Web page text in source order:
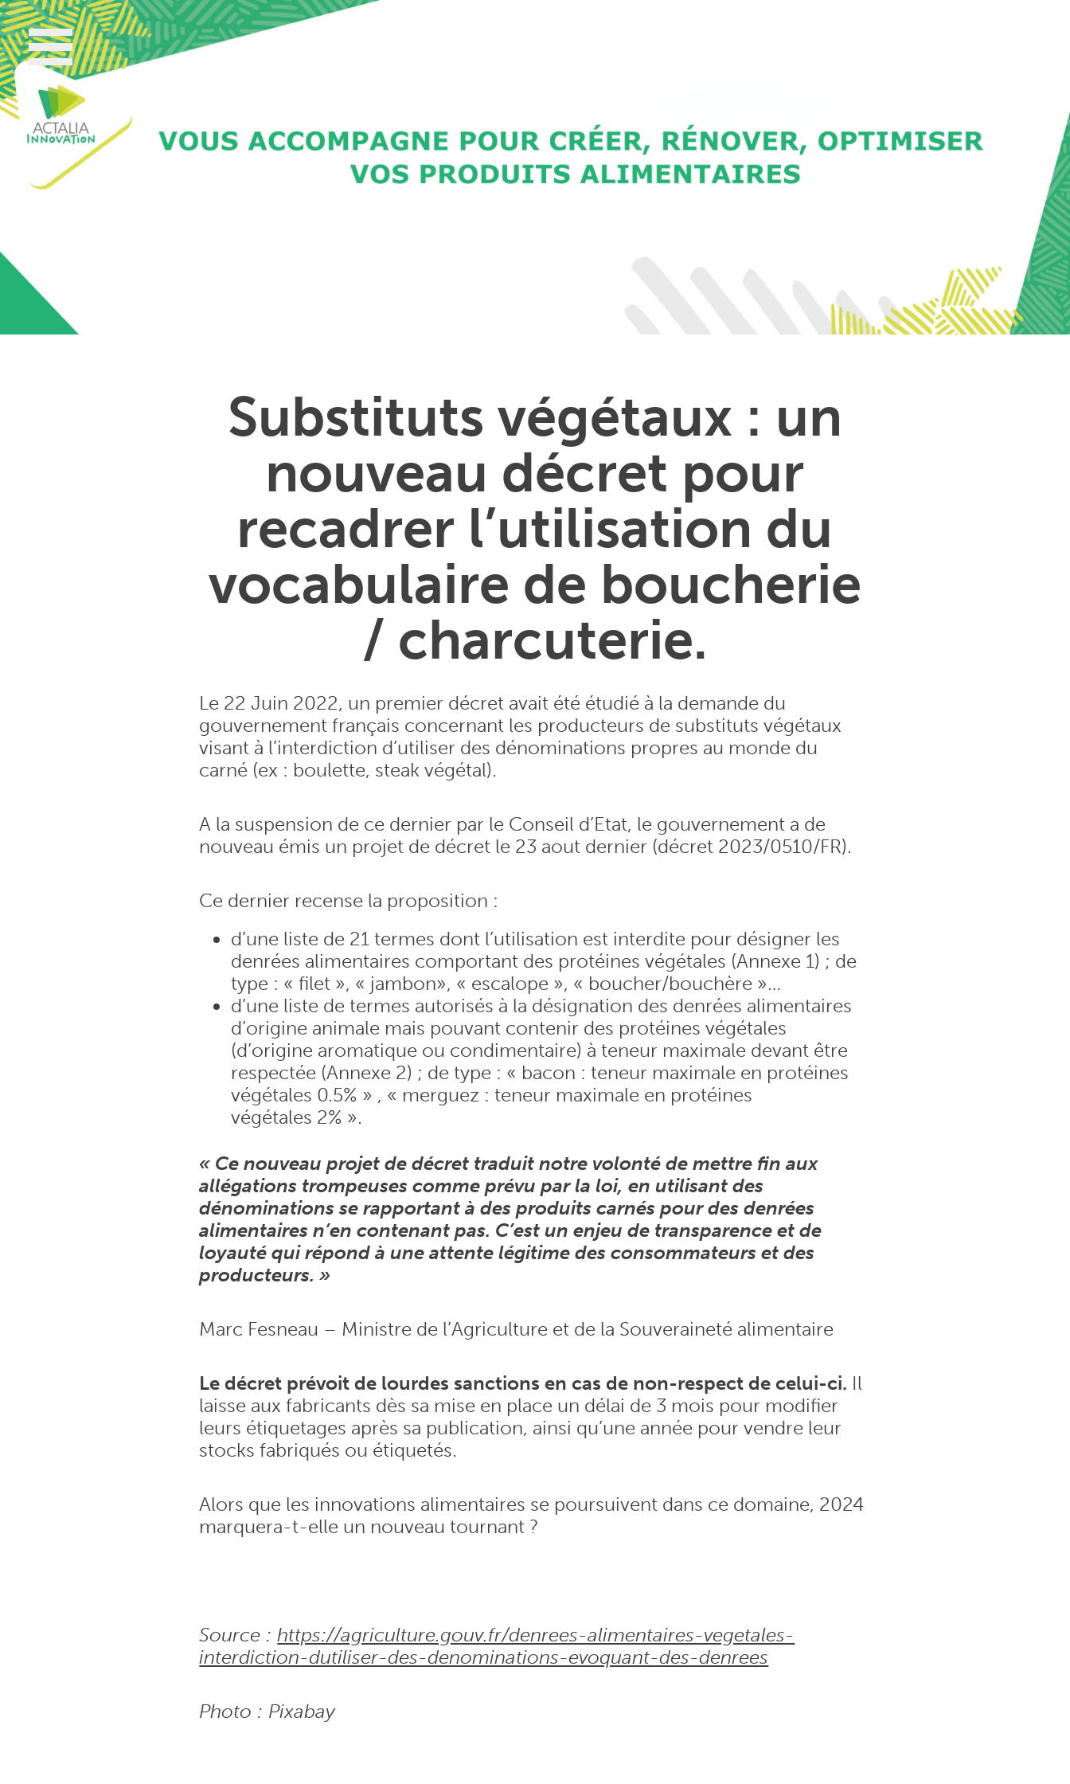
Substituts végétaux : un
nouveau décret pour
recadrer l’utilisation du
vocabulaire de boucherie
/ charcuterie.
Le 22 Juin 2022, un premier décret avait été étudié à la demande du
gouvernement français concernant les producteurs de substituts végétaux
visant à l’interdiction d’utiliser des dénominations propres au monde du
carné (ex : boulette, steak végétal).
A la suspension de ce dernier par le Conseil d’Etat, le gouvernement a de
nouveau émis un projet de décret le 23 aout dernier (décret 2023/0510/FR).
Ce dernier recense la proposition :
d’une liste de 21 termes dont l’utilisation est interdite pour désigner les
denrées alimentaires comportant des protéines végétales (Annexe 1) ; de
type : « filet », « jambon», « escalope », « boucher/bouchère »…
d’une liste de termes autorisés à la désignation des denrées alimentaires
d’origine animale mais pouvant contenir des protéines végétales
(d’origine aromatique ou condimentaire) à teneur maximale devant être
respectée (Annexe 2) ; de type : « bacon : teneur maximale en protéines
végétales 0.5% » , « merguez : teneur maximale en protéines
végétales 2% ».
« Ce nouveau projet de décret traduit notre volonté de mettre fin aux
allégations trompeuses comme prévu par la loi, en utilisant des
dénominations se rapportant à des produits carnés pour des denrées
alimentaires n’en contenant pas. C’est un enjeu de transparence et de
loyauté qui répond à une attente légitime des consommateurs et des
producteurs. »
Marc Fesneau – Ministre de l’Agriculture et de la Souveraineté alimentaire
Le décret prévoit de lourdes sanctions en cas de non-respect de celui-ci. Il
laisse aux fabricants dès sa mise en place un délai de 3 mois pour modifier
leurs étiquetages après sa publication, ainsi qu’une année pour vendre leur
stocks fabriqués ou étiquetés.
Alors que les innovations alimentaires se poursuivent dans ce domaine, 2024
marquera-t-elle un nouveau tournant ?
Source :https://agriculture.gouv.fr/denrees-alimentaires-vegetales-
interdiction-dutiliser-des-denominations-evoquant-des-denrees
Photo : Pixabay